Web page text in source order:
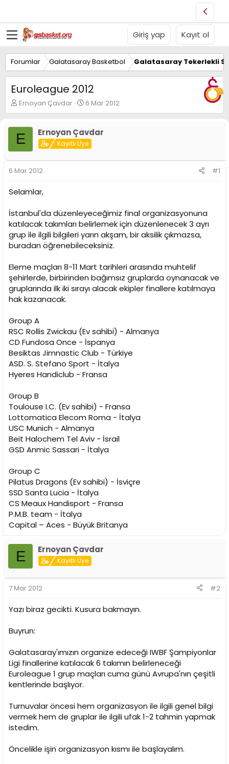
Giriş yap Kayıt ol
Forumlar Galatasaray Basketbol Galatasaray Tekerlekli
Euroleague 2012
K
o
u
y
B
a
ş
a
a
n
Ernoyan Çavdar
B
a
l
a
n
g
i
h
i
6 Mar 2012
E Ernoyan Çavdar
Kayıtlı Üye
6 Mar 2012 #1
Selamlar,
İstanbul'da düzenleyeceğimiz final organizasyonuna
katılacak takımları belirlemek için düzenlenecek 3 ayrı
grup ile ilgili bilgileri yarın akşam, bir aksilik çıkmazsa,
buradan öğrenebileceksiniz.
Eleme maçları 8-11 Mart tarihleri arasında muhtelif
şehirlerde, birbirinden bağımsız gruplarda oynanacak ve
gruplarında ilk iki sırayı alacak ekipler finallere katılmaya
hak kazanacak.
Group A
RSC Rollis Zwickau (Ev sahibi) - Almanya
CD Fundosa Once - İspanya
Besiktas Jimnastic Club - Türkiye
ASD. S. Stefano Sport - İtalya
Hyeres Handiclub - Fransa
Group B
Toulouse I.C. (Ev sahibi) - Fransa
Lottomatica Elecom Roma - İtalya
USC Munich - Almanya
Beit Halochem Tel Aviv - İsrail
GSD Anmic Sassari - İtalya
Group C
Pilatus Dragons (Ev sahibi) - İsviçre
SSD Santa Lucia - İtalya
CS Meaux Handisport - Fransa
P.M.B. team - İtalya
Capital – Aces - Büyük Britanya
E Ernoyan Çavdar
Kayıtlı Üye
7 Mar 2012 #2
Yazı biraz gecikti. Kusura bakmayın.
Buyrun:
Galatasaray'ımızın organize edeceği IWBF Şampiyonlar
Ligi finallerine katılacak 6 takımın belirleneceği
Euroleague 1 grup maçları cuma günü Avrupa'nın çeşitli
kentlerinde başlıyor.
Turnuvalar öncesi hem organizasyon ile ilgili genel bilgi
vermek hem de gruplar ile ilgili ufak 1-2 tahmin yapmak
istedim.
Öncelikle işin organizasyon kısmı ile başlayalım.